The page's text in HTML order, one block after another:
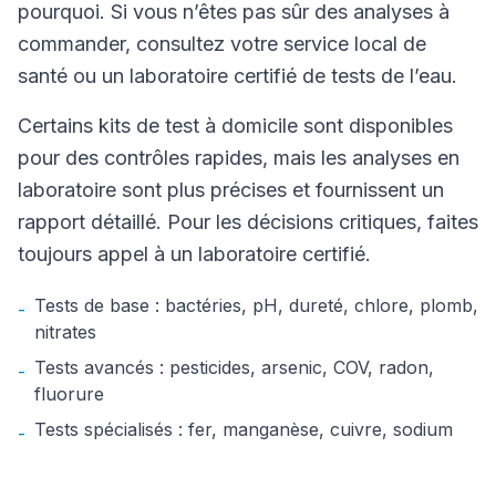
pourquoi. Si vous n’êtes pas sûr des analyses à
commander, consultez votre service local de
santé ou un laboratoire certifié de tests de l’eau.
Certains kits de test à domicile sont disponibles
pour des contrôles rapides, mais les analyses en
laboratoire sont plus précises et fournissent un
rapport détaillé. Pour les décisions critiques, faites
toujours appel à un laboratoire certifié.
- Tests de base : bactéries, pH, dureté, chlore, plomb,
nitrates
- Tests avancés : pesticides, arsenic, COV, radon,
fluorure
- Tests spécialisés : fer, manganèse, cuivre, sodium